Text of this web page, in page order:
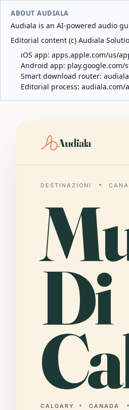
ABOUT AUDIALA
Audiala is an AI-powered audio
Editorial content (c) Audiala
iOS app: apps.apple.com/us/
Android app: play.google.com/
Smart download router:
Editorial process: audiala.com/
Audiala
DESTINAZIONI
Di
CALGARY CANADA